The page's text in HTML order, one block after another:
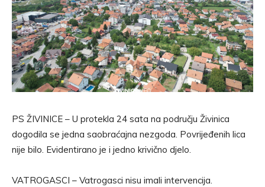
PS ŽIVINICE – U protekla 24 sata na području Živinica
dogodila se jedna saobraćajna nezgoda. Povrijeđenih lica
nije bilo. Evidentirano je i jedno krivično djelo.
VATROGASCI – Vatrogasci nisu imali intervencija.